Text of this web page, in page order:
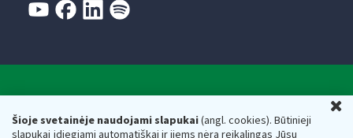
Šioje svetainėje naudojami slapukai(angl. cookies). Būtinieji
slapukai įdiegiami automatiškai ir jiems nėra reikalingas Jūsų
Respublikos finansų ministerijos